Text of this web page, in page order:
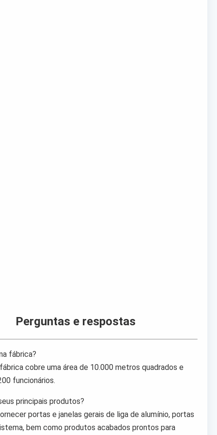
Perguntas e respostas
fábrica?
cobre uma área de 10.000 metros quadrados e
funcionários.
principais produtos?
portas e janelas gerais de liga de alumínio, portas
bem como produtos acabados prontos para